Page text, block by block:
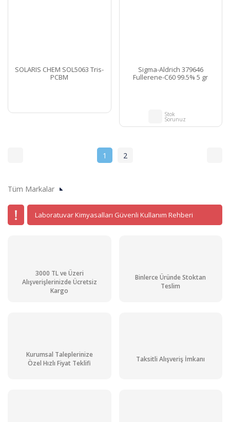
SOLARIS CHEM SOL5063 Tris-
PCBM
Sigma-Aldrich 379646
Fullerene-C60 99.5% 5 gr
Stok
Sorunuz
1 2
Tüm Markalar
Laboratuvar Kimyasalları Güvenli Kullanım Rehberi
3000 TL ve Üzeri
Alışverişlerinizde Ücretsiz
Kargo
Binlerce Üründe Stoktan
Teslim
Kurumsal Taleplerinize
Özel Hızlı Fiyat Teklifi
Taksitli Alışveriş İmkanı